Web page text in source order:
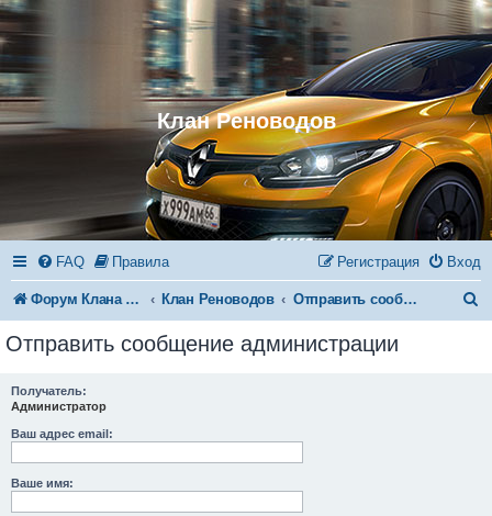
Клан Реноводов
FAQ Правила Вход
Регистрация
Форум Клана Реноводов Клан Реноводов Отправить сообщение администрации
Отправить сообщение администрации
Получатель:
Администратор
Ваш адрес email:
Ваше имя: